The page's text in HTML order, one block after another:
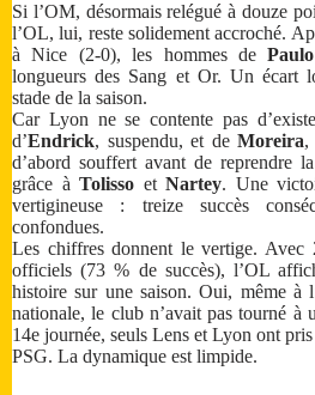
Si l’OM, désormais relégué à douze
l’OL, lui, reste solidement accroché.
à Nice (2-0), les hommes de
longueurs des Sang et Or. Un écart
stade de la saison.
Car Lyon ne se contente pas
d’Endrick, suspendu, et de Moreira,
d’abord souffert avant de reprendre
grâce àTolisso etNartey. Une
vertigineuse : treize succès
confondues.
Les chiffres donnent le vertige. Avec
officiels (73 % de succès), l’OL
histoire sur une saison. Oui, même à
nationale, le club n’avait pas tourné à
14e journée, seuls Lens et Lyon ont
PSG. La dynamique est limpide.